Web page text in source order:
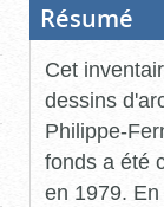
Résumé
Cet
dessins
Philippe-
fonds a été
en 1979.